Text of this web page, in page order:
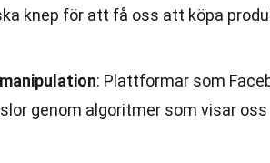
knep för att få oss att köpa
: Plattformar som
genom algoritmer som visar